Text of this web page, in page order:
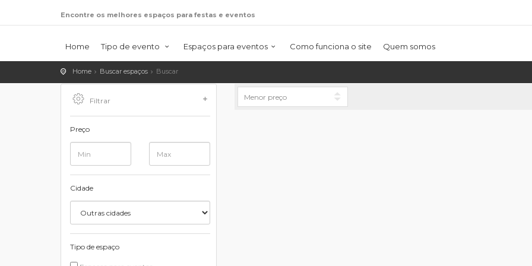
Encontre os melhores espaços para festas e eventos
Home Tipo de evento Espaços para eventos Como funciona o site Quem somos
Home Buscar espaços Buscar
Filtrar
Preço
Cidade
Tipo de espaço